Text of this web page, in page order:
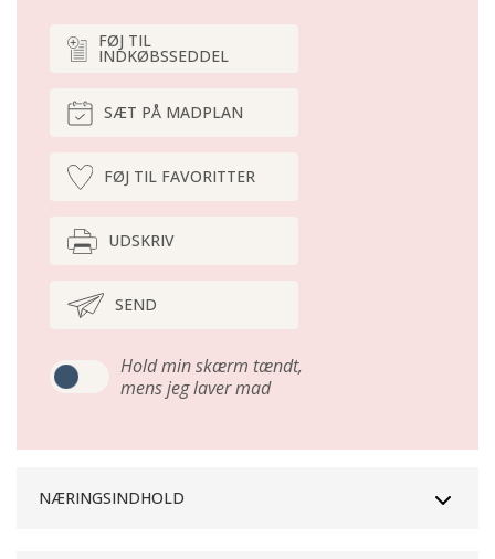
FØJ TIL
INDKØBSSEDDEL
SÆT PÅ MADPLAN
FØJ TIL FAVORITTER
UDSKRIV
SEND
Hold min skærm tændt,
mens jeg laver mad
NÆRINGSINDHOLD